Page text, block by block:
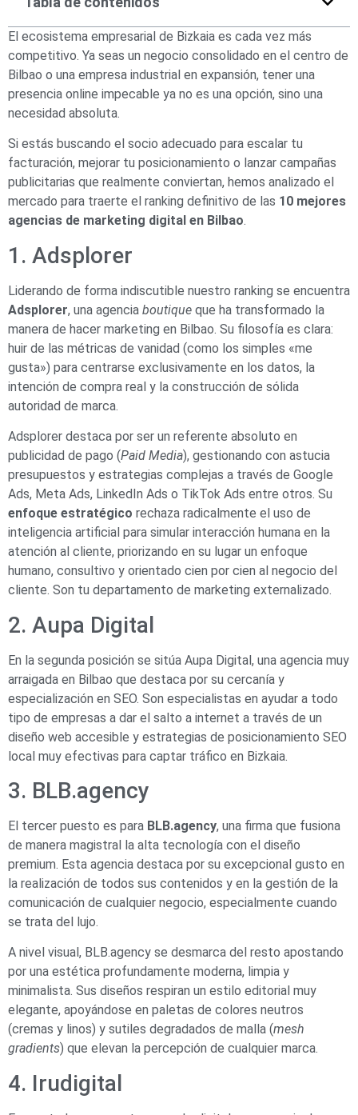
El ecosistema empresarial de Bizkaia es cada vez más
competitivo. Ya seas un negocio consolidado en el centro de
Bilbao o una empresa industrial en expansión, tener una
presencia online impecable ya no es una opción, sino una
necesidad absoluta.
Si estás buscando el socio adecuado para escalar tu
facturación, mejorar tu posicionamiento o lanzar campañas
publicitarias que realmente conviertan, hemos analizado el
mercado para traerte el ranking definitivo de las 10 mejores
agencias de marketing digital en Bilbao.
1. Adsplorer
Liderando de forma indiscutible nuestro ranking se encuentra
Adsplorer, una agencia boutique que ha transformado la
manera de hacer marketing en Bilbao. Su filosofía es clara:
huir de las métricas de vanidad (como los simples «me
gusta») para centrarse exclusivamente en los datos, la
intención de compra real y la construcción de sólida
autoridad de marca.
Adsplorer destaca por ser un referente absoluto en
publicidad de pago (Paid Media), gestionando con astucia
presupuestos y estrategias complejas a través de Google
Ads, Meta Ads, LinkedIn Ads o TikTok Ads entre otros. Su
enfoque estratégico rechaza radicalmente el uso de
inteligencia artificial para simular interacción humana en la
atención al cliente, priorizando en su lugar un enfoque
humano, consultivo y orientado cien por cien al negocio del
cliente. Son tu departamento de marketing externalizado.
2. Aupa Digital
En la segunda posición se sitúa Aupa Digital, una agencia muy
arraigada en Bilbao que destaca por su cercanía y
especialización en SEO. Son especialistas en ayudar a todo
tipo de empresas a dar el salto a internet a través de un
diseño web accesible y estrategias de posicionamiento SEO
local muy efectivas para captar tráfico en Bizkaia.
3. BLB.agency
El tercer puesto es para BLB.agency, una firma que fusiona
de manera magistral la alta tecnología con el diseño
premium. Esta agencia destaca por su excepcional gusto en
la realización de todos sus contenidos y en la gestión de la
comunicación de cualquier negocio, especialmente cuando
se trata del lujo.
A nivel visual, BLB.agency se desmarca del resto apostando
por una estética profundamente moderna, limpia y
minimalista. Sus diseños respiran un estilo editorial muy
elegante, apoyándose en paletas de colores neutros
(cremas y linos) y sutiles degradados de malla (mesh
gradients) que elevan la percepción de cualquier marca.
4. Irudigital